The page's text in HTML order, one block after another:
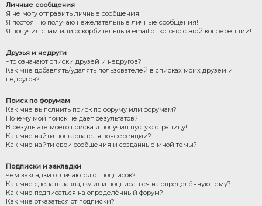
Личные сообщения
Я не могу отправить личные сообщения!
Я постоянно получаю нежелательные личные сообщения!
Я получил спам или оскорбительный email от кого-то с этой конференции!
Друзья и недруги
Что означают списки друзей и недругов?
Как мне добавлять/удалять пользователей в списках моих друзей и
недругов?
Поиск по форумам
Как мне выполнить поиск по форуму или форумам?
Почему мой поиск не даёт результатов?
В результате моего поиска я получил пустую страницу!
Как мне найти пользователя конференции?
Как мне найти свои сообщения и созданные мной темы?
Подписки и закладки
Чем закладки отличаются от подписок?
Как мне сделать закладку или подписаться на определённую тему?
Как мне подписаться на определённый форум?
Как мне отказаться от подписки?